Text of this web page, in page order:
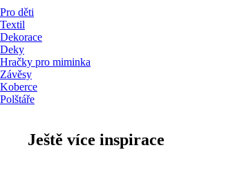
Pro děti
Textil
Dekorace
Deky
Hračky pro miminka
Závěsy
Koberce
Polštáře
Ještě více inspirace